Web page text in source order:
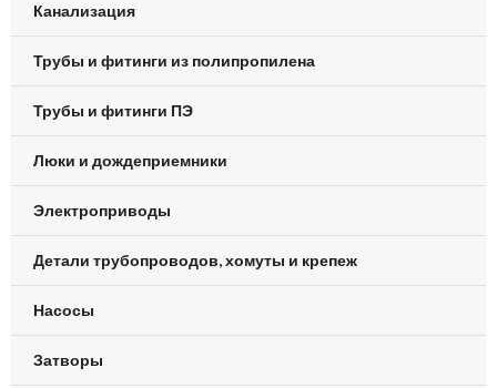
Канализация
Трубы и фитинги из полипропилена
Трубы и фитинги ПЭ
Люки и дождеприемники
Электроприводы
Детали трубопроводов, хомуты и крепеж
Насосы
Затворы